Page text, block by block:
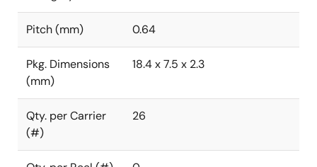
Pitch (mm) 0.64
Pkg. Dimensions
(mm)
18.4 x 7.5 x 2.3
Qty. per Carrier
(#)
26